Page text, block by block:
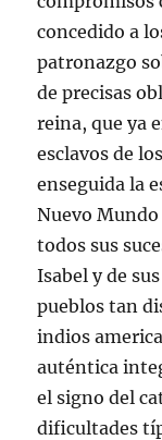
concedido a
patronazgo
de precisas
reina, que ya
esclavos de
enseguida la
Nuevo
todos sus
Isabel y de
pueblos tan
indios
auténtica
el signo del
dificultades